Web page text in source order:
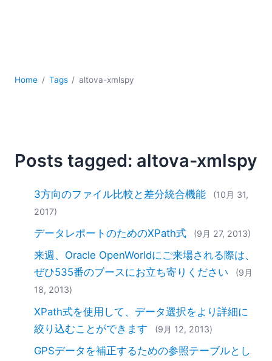
2011
Home Tags altova-xmlspy
Posts tagged: altova-xmlspy
3方向のファイル比較と差分統合機能
(10月 31,
2017)
データレポートのためのXPath式 (9月 27, 2013)
来週、Oracle OpenWorldにご来場される際は、
ぜひ535番のブースにお立ち寄りください
(9月
18, 2013)
XPath式を使用して、データ選択をより詳細に
絞り込むことができます
(9月 12, 2013)
GPSデータを補正するための参照テーブルとし